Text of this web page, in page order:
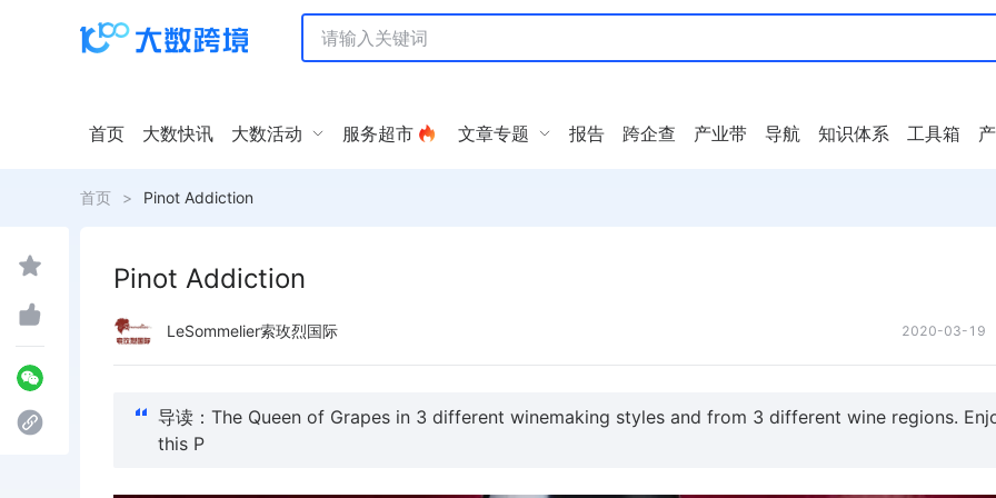
首页 大数快讯 大数活动 服务超市 文章专题 报告 跨企查 产业带 导航 知识体系 工具箱
首页 > Pinot Addiction
Pinot Addiction
LeSommelier索玫烈国际 2020-03-19
导读：The Queen of Grapes in 3 different winemaking styles and from 3 different wine regions.
this P